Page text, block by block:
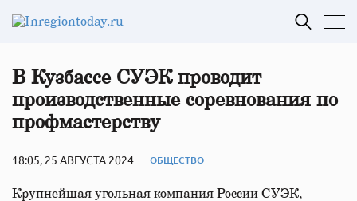
В Кузбассе СУЭК проводит
производственные соревнования по
профмастерству
18:05, 25 АВГУСТА 2024 ОБЩЕСТВО
Крупнейшая угольная компания России СУЭК,